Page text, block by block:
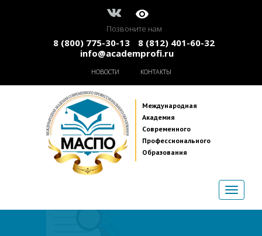
Позвоните нам
8 (800) 775-30-13
8 (812) 401-60-32
info@academprofi.ru
НОВОСТИ КОНТАКТЫ
Международная
Академия
Современного
Профессионального
Образования